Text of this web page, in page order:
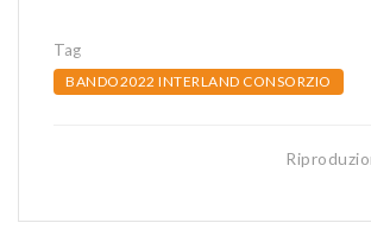
Tag
BANDO2022 INTERLAND CONSORZIO